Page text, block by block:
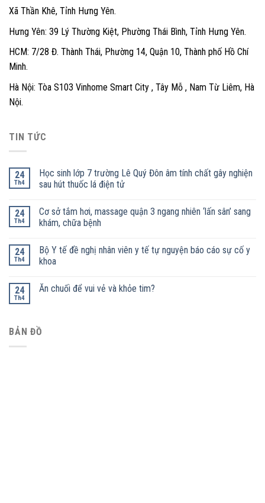
Xã Thần Khê, Tỉnh Hưng Yên.
Hưng Yên: 39 Lý Thường Kiệt, Phường Thái Bình, Tỉnh Hưng Yên.
HCM: 7/28 Đ. Thành Thái, Phường 14, Quận 10, Thành phố Hồ Chí
Minh.
Hà Nội: Tòa S103 Vinhome Smart City , Tây Mỗ , Nam Từ Liêm, Hà
Nội.
TIN TỨC
24
Th4
Học sinh lớp 7 trường Lê Quý Đôn âm tính chất gây nghiện
sau hút thuốc lá điện tử
24
Th4
Cơ sở tắm hơi, massage quận 3 ngang nhiên ‘lấn sân’ sang
khám, chữa bệnh
24
Th4
Bộ Y tế đề nghị nhân viên y tế tự nguyện báo cáo sự cố y
khoa
24
Th4
Ăn chuối để vui vẻ và khỏe tim?
BẢN ĐỒ